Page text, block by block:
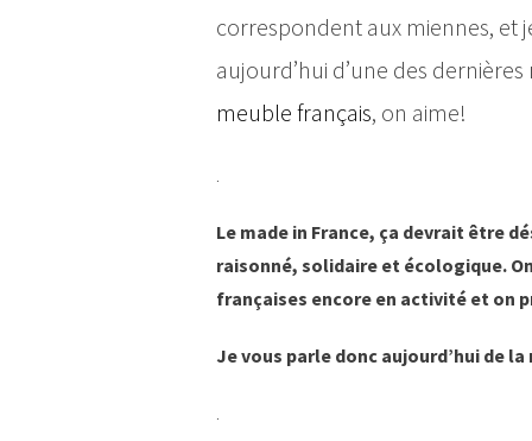
correspondent aux miennes, et
aujourd’hui d’une des
meuble français, on aime!
Le made in France, ça devrait être
raisonné, solidaire et écologique.
françaises encore en activité et on
Je vous parle donc aujourd’hui de